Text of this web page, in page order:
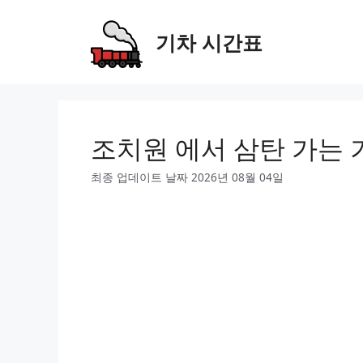
기차 시간표
조치원 에서 삼탄 가는
최종 업데이트 날짜 2026년 08월 04일